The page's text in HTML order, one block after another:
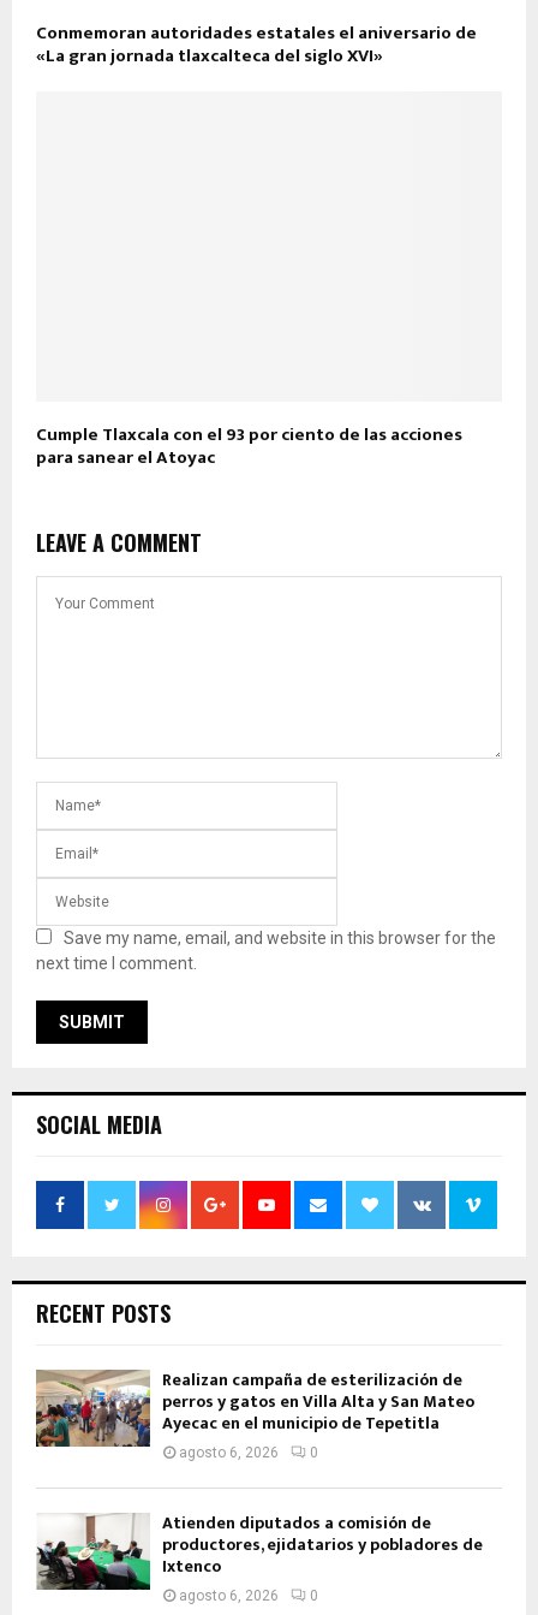
Conmemoran autoridades estatales el aniversario de
«La gran jornada tlaxcalteca del siglo XVI»
Cumple Tlaxcala con el 93 por ciento de las acciones
para sanear el Atoyac
LEAVE A COMMENT
Save my name, email, and website in this browser for the
next time I comment.
SOCIAL MEDIA
RECENT POSTS
Realizan campaña de esterilización de
perros y gatos en Villa Alta y San Mateo
Ayecac en el municipio de Tepetitla
agosto 6, 2026 0
Atienden diputados a comisión de
productores, ejidatarios y pobladores de
Ixtenco
agosto 6, 2026 0